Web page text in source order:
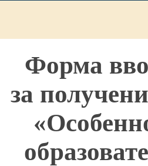
Форма
за